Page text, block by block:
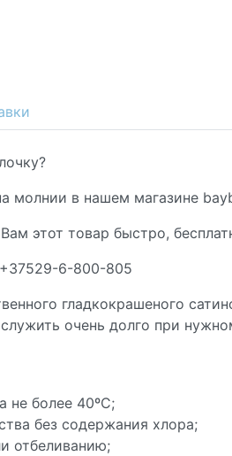
молнии в нашем магазине
этот товар быстро,
6-800-805
гладкокрашеного
очень долго при
не более 40ºС;
без содержания хлора;
отбеливанию;